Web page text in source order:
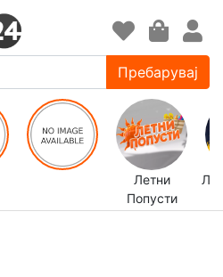
Пребарувај
Летни
Попусти